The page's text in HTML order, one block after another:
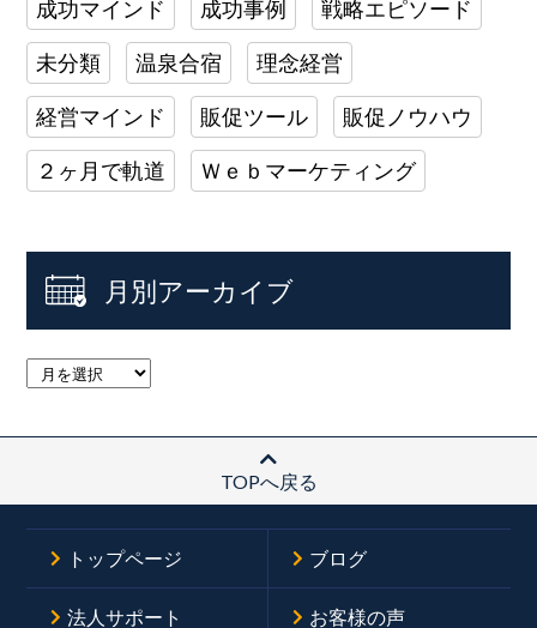
成功マインド 成功事例 戦略エピソード
未分類 温泉合宿 理念経営
経営マインド 販促ツール 販促ノウハウ
２ヶ月で軌道 Ｗｅｂマーケティング
月別アーカイブ
TOPへ戻る
トップページ
法人サポート
ブログ
お客様の声